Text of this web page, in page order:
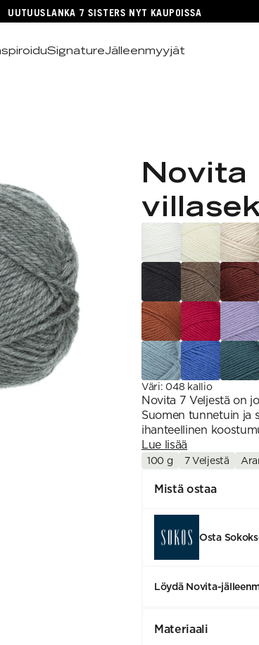
UUTUUSLANKA 7 SISTERS NYT KAUPOISSA
SignatureJälleenmyyjät
Novita
Väri: 048 kallio
Novita 7 Veljestä on
Suomen tunnetuin ja
ihanteellinen
Lue lisää
100 g 7 Veljestä
Mistä ostaa
Osta
Löydä Novita-
Materiaali